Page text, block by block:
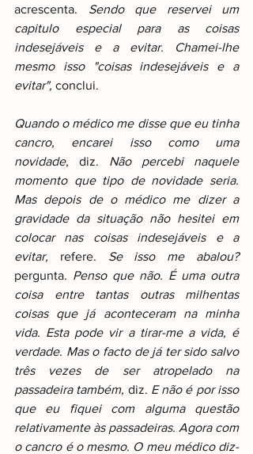
acrescenta. Sendo que reservei um
capitulo especial para as coisas
indesejáveis e a evitar. Chamei-lhe
mesmo isso "coisas indesejáveis e a
evitar", conclui.
Quando o médico me disse que eu tinha
cancro, encarei isso como uma
novidade, diz. Não percebi naquele
momento que tipo de novidade seria.
Mas depois de o médico me dizer a
gravidade da situação não hesitei em
colocar nas coisas indesejáveis e a
evitar, refere. Se isso me abalou?
pergunta. Penso que não. É uma outra
coisa entre tantas outras milhentas
coisas que já aconteceram na minha
vida. Esta pode vir a tirar-me a vida, é
verdade. Mas o facto de já ter sido salvo
três vezes de ser atropelado na
passadeira também, diz. E não é por isso
que eu fiquei com alguma questão
relativamente às passadeiras. Agora com
o cancro é o mesmo. O meu médico diz-